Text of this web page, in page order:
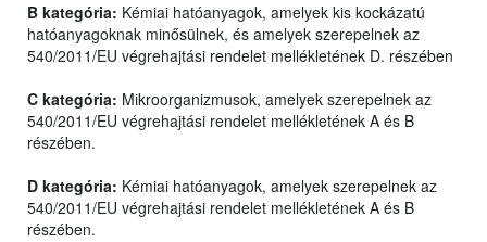
B kategória: Kémiai hatóanyagok, amelyek kis kockázatú
hatóanyagoknak minősülnek, és amelyek szerepelnek az
540/2011/EU végrehajtási rendelet mellékletének D. részében
C kategória: Mikroorganizmusok, amelyek szerepelnek az
540/2011/EU végrehajtási rendelet mellékletének A és B
részében.
D kategória: Kémiai hatóanyagok, amelyek szerepelnek az
540/2011/EU végrehajtási rendelet mellékletének A és B
részében.